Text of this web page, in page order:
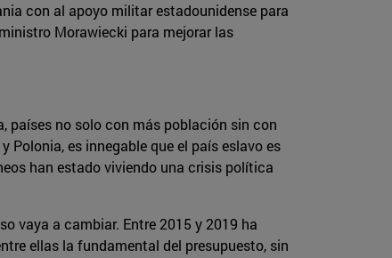
con al apoyo militar estadounidense para
Morawiecki para mejorar las
países no solo con más población sin con
Polonia, es innegable que el país eslavo es
han estado viviendo una crisis política
vaya a cambiar. Entre 2015 y 2019 ha
ellas la fundamental del presupuesto, sin